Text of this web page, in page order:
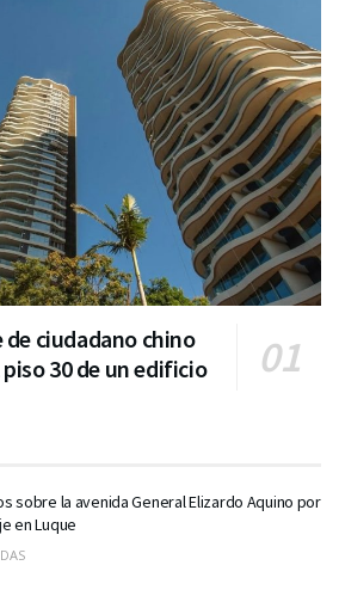
ciudadano chino
30 de un edificio
sobre la avenida General Elizardo Aquino por
en Luque